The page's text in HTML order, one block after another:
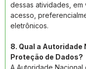
dessas atividades,
acesso,
eletrônicos.
8. Qual a Autoridade
Proteção de Dados?
A Autoridade